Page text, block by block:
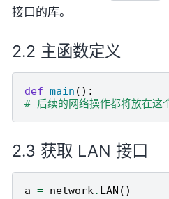
接口的库。
主函数定义
def main ():
# 后续的网络操作都将放在这
获取 LAN 接口
a = network. LAN ()